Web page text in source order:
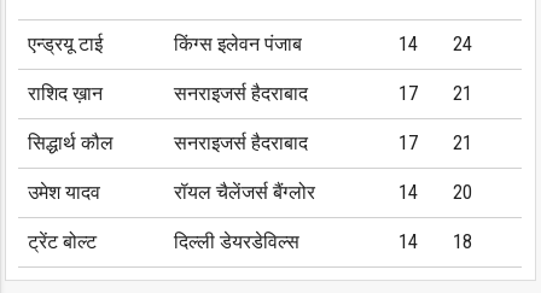
एन्ड्रयू टाई किंग्स इलेवन पंजाब 14 24
राशिद ख़ान सनराइजर्स हैदराबाद 17 21
सिद्धार्थ कौल सनराइजर्स हैदराबाद 17 21
उमेश यादव रॉयल चैलेंजर्स बैंग्लोर 14 20
ट्रेंट बोल्ट दिल्ली डेयरडेविल्स 14 18